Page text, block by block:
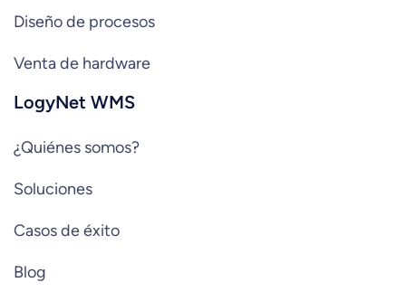
Diseño de procesos
Venta de hardware
LogyNet WMS
¿Quiénes somos?
Soluciones
Casos de éxito
Blog